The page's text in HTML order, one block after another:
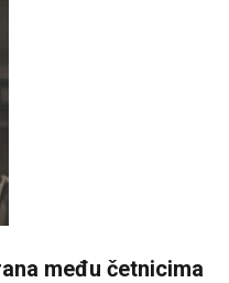
među četnicima